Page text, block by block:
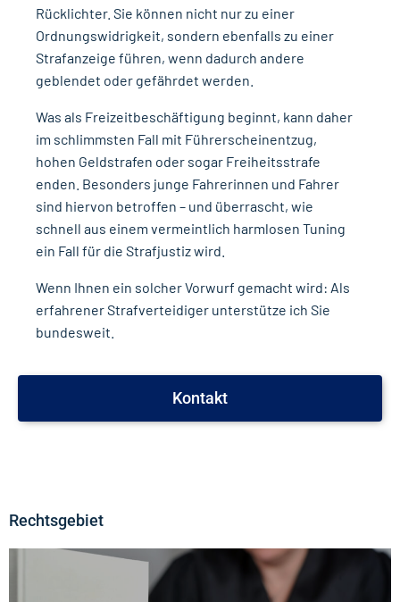
Rücklichter. Sie können nicht nur zu einer
Ordnungswidrigkeit, sondern ebenfalls zu einer
Strafanzeige führen, wenn dadurch andere
geblendet oder gefährdet werden.
Was als Freizeitbeschäftigung beginnt, kann daher
im schlimmsten Fall mit Führerscheinentzug,
hohen Geldstrafen oder sogar Freiheitsstrafe
enden. Besonders junge Fahrerinnen und Fahrer
sind hiervon betroffen – und überrascht, wie
schnell aus einem vermeintlich harmlosen Tuning
ein Fall für die Strafjustiz wird.
Wenn Ihnen ein solcher Vorwurf gemacht wird: Als
erfahrener Strafverteidiger unterstütze ich Sie
bundesweit.
Kontakt
Rechtsgebiet